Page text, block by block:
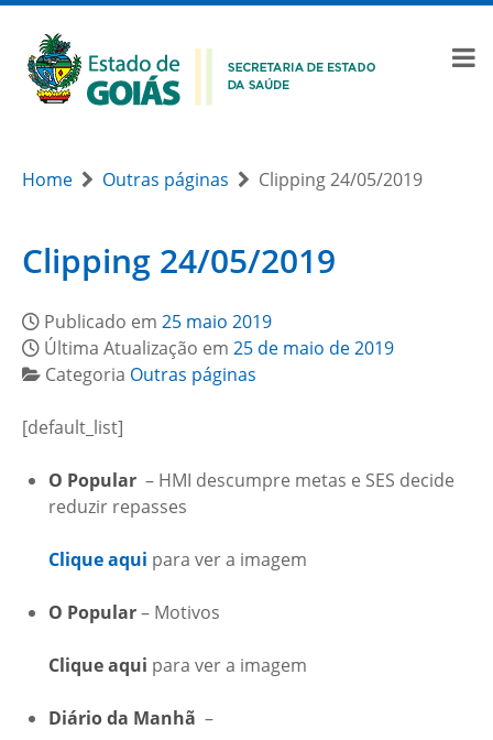
Home Outras páginas Clipping 24/05/2019
Clipping 24/05/2019
Publicado em 25 maio 2019
Última Atualização em 25 de maio de 2019
Categoria Outras páginas
[default_list]
O Popular – HMI descumpre metas e SES decide
reduzir repasses
Clique aqui para ver a imagem
O Popular– Motivos
Clique aqui para ver a imagem
Diário da Manhã –